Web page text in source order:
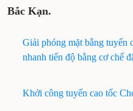
Bắc Kạn.
Giải phóng mặt bằng
nhanh tiến độ bằng cơ chế
Khởi công tuyến cao tốc